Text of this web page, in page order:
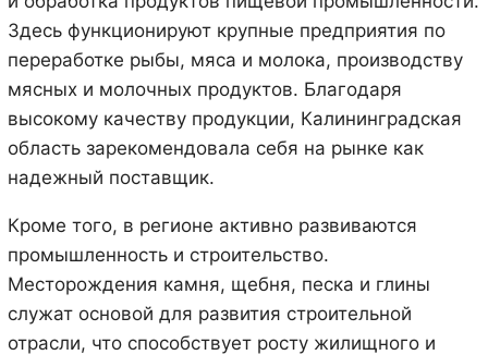
Здесь функционируют крупные предприятия по
переработке рыбы, мяса и молока, производству
мясных и молочных продуктов. Благодаря
высокому качеству продукции, Калининградская
область зарекомендовала себя на рынке как
надежный поставщик.
Кроме того, в регионе активно развиваются
промышленность и строительство.
Месторождения камня, щебня, песка и глины
служат основой для развития строительной
отрасли, что способствует росту жилищного и